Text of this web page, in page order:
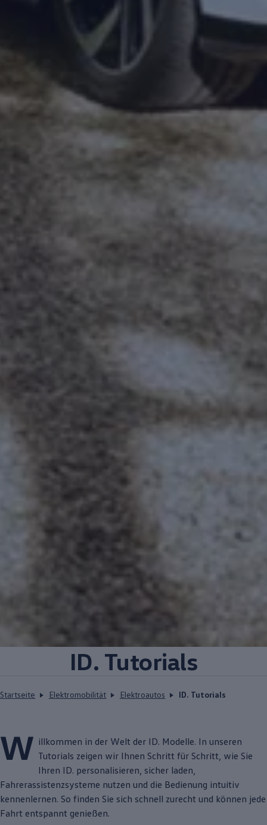
Lifestyle
Transport
Elektromobilität
Volkswagen R
Pannen- und Unfallhilfe
Volkswagen Kundenbetreuung
ID. Tutorials
Startseite Elektromobilität Elektroautos ID. Tutorials
W illkommen in der Welt der ID. Modelle. In unseren
Tutorials zeigen wir Ihnen Schritt für Schritt, wie Sie
Ihren ID. personalisieren, sicher laden,
Fahrerassistenzsysteme nutzen und die Bedienung intuitiv
kennenlernen. So finden Sie sich schnell zurecht und können jede
Fahrt entspannt genießen.